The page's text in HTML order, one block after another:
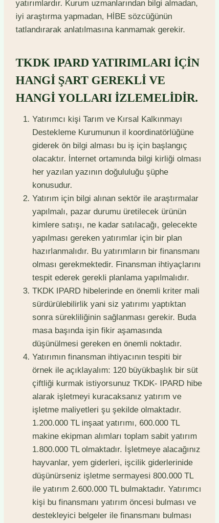
yatırımlardır. Kurum uzmanlarından bilgi almadan,
iyi araştırma yapmadan, HİBE sözcüğünün
tatlandırarak anlatılmasına kanmamak gerekir.
TKDK IPARD YATIRIMLARI İÇİN
HANGİ ŞART GEREKLİ VE
HANGİ YOLLARI İZLEMELİDİR.
Yatırımcı kişi Tarım ve Kırsal Kalkınmayı
Destekleme Kurumunun il koordinatörlüğüne
giderek ön bilgi alması bu iş için başlangıç
olacaktır. İnternet ortamında bilgi kirliği olması
her yazılan yazının doğululuğu şüphe
konusudur.
Yatırım için bilgi alınan sektör ile araştırmalar
yapılmalı, pazar durumu üretilecek ürünün
kimlere satışı, ne kadar satılacağı, gelecekte
yapılması gereken yatırımlar için bir plan
hazırlanmalıdır. Bu yatırımların bir finansmanı
olması gerekmektedir. Finansman ihtiyaçlarını
tespit ederek gerekli planlama yapılmalıdır.
TKDK IPARD hibelerinde en önemli kriter mali
sürdürülebilirlik yani siz yatırımı yaptıktan
sonra sürekliliğinin sağlanması gerekir. Buda
masa başında işin fikir aşamasında
düşünülmesi gereken en önemli noktadır.
Yatırımın finansman ihtiyacının tespiti bir
örnek ile açıklayalım: 120 büyükbaşlık bir süt
çiftliği kurmak istiyorsunuz TKDK- IPARD hibe
alarak işletmeyi kuracaksanız yatırım ve
işletme maliyetleri şu şekilde olmaktadır.
1.200.000 TL inşaat yatırımı, 600.000 TL
makine ekipman alımları toplam sabit yatırım
1.800.000 TL olmaktadır. İşletmeye alacağınız
hayvanlar, yem giderleri, işcilik giderlerinide
düşünürseniz işletme sermayesi 800.000 TL
ile yatırım 2.600.000 TL bulmaktadır. Yatırımcı
kişi bu finansmanı yatırım öncesi bulması ve
destekleyici belgeler ile finansmanı bulması